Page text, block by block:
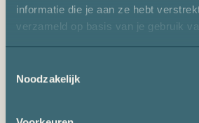
informatie die je aan ze hebt
verzameld op basis van je gebruik
Noodzakelijk